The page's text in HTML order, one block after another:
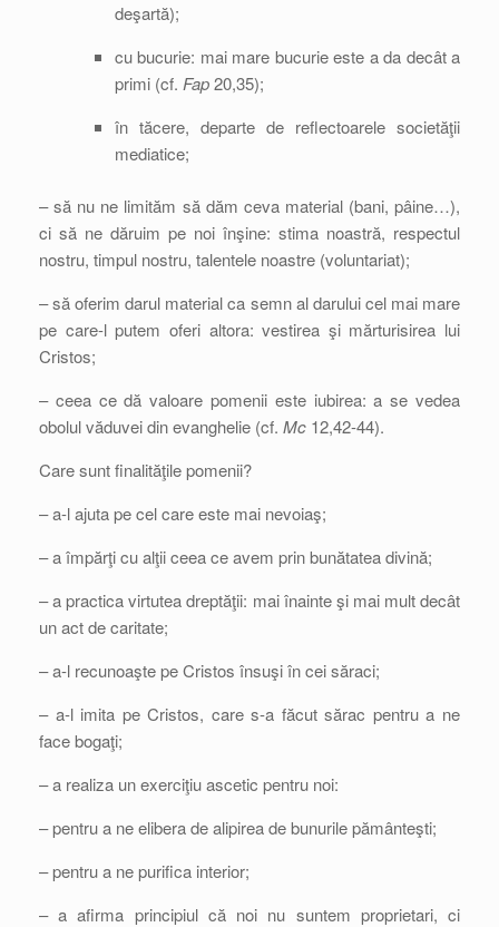
deşartă);
cu bucurie: mai mare bucurie este a da decât a
primi (cf. Fap20,35);
în tăcere, departe de reflectoarele societăţii
mediatice;
– să nu ne limităm să dăm ceva material (bani, pâine…),
ci să ne dăruim pe noi înşine: stima noastră, respectul
nostru, timpul nostru, talentele noastre (voluntariat);
– să oferim darul material ca semn al darului cel mai mare
pe care-l putem oferi altora: vestirea şi mărturisirea lui
Cristos;
– ceea ce dă valoare pomenii este iubirea: a se vedea
obolul văduvei din evanghelie (cf. Mc 12,42-44).
Care sunt finalităţile pomenii?
– a-l ajuta pe cel care este mai nevoiaş;
– a împărţi cu alţii ceea ce avem prin bunătatea divină;
– a practica virtutea dreptăţii: mai înainte şi mai mult decât
un act de caritate;
– a-l recunoaşte pe Cristos însuşi în cei săraci;
– a-l imita pe Cristos, care s-a făcut sărac pentru a ne
face bogaţi;
– a realiza un exerciţiu ascetic pentru noi:
– pentru a ne elibera de alipirea de bunurile pământeşti;
– pentru a ne purifica interior;
– a afirma principiul că noi nu suntem proprietari, ci